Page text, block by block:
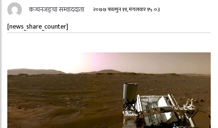
कन्चनजङ्घा सम्वाददाता २०७७ फाल्गुन ११, मंगलवार १५:०३
[news_share_counter]